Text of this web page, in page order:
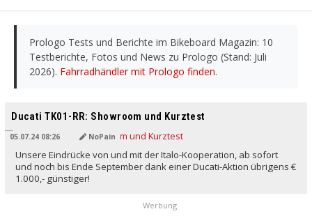
Berichte
Prologo Tests und Berichte im Bikeboard Magazin: 10
Testberichte, Fotos und News zu Prologo (Stand: Juli
2026). Fahrradhändler mit Prologo finden.
Ducati TK01-RR: Showroom und Kurztest
05.07.24 08:26 NoPain
Unsere Eindrücke von und mit der Italo-Kooperation, ab sofort
und noch bis Ende September dank einer Ducati-Aktion übrigens €
1.000,- günstiger!
Werbung